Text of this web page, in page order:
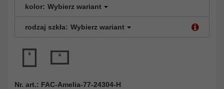
kolor: Wybierz wariant
rodzaj szkła: Wybierz wariant
Nr. art.: FAC-Amelia-77-24304-H